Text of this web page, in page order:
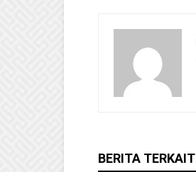
BERITA TERKAIT